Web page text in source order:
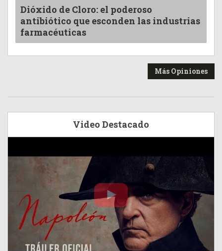
Dióxido de Cloro: el poderoso
antibiótico que esconden las industrias
farmacéuticas
Más Opiniones
Video Destacado